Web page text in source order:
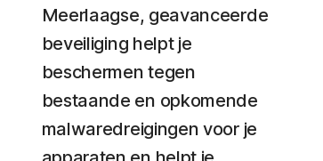
Meerlaagse, geavanceerde
beveiliging helpt je
beschermen tegen
bestaande en opkomende
malwaredreigingen voor je